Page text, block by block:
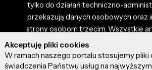
tylko do działań techniczno-
przekazują danych osobowych oraz
strony osobom trzecim. Wszystkie
zdjęciami i materiałami dostępnymi
własnością użytkowników.
portalu nie ponosi
Akceptuję pliki cookies
W ramach naszego portalu stosujemy pliki
świadczenia Państwu usług na